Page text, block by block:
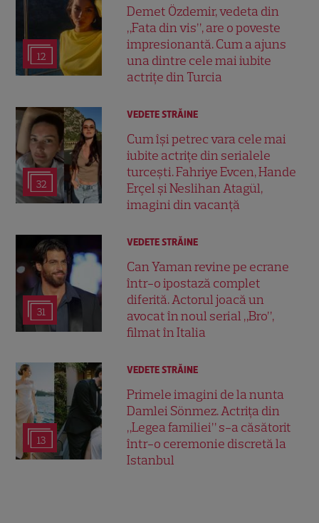
12
Demet Özdemir, vedeta din
„Fata din vis”, are o poveste
impresionantă. Cum a ajuns
una dintre cele mai iubite
actrițe din Turcia
32
VEDETE STRĂINE
Cum își petrec vara cele mai
iubite actrițe din serialele
turcești. Fahriye Evcen, Hande
Erçel și Neslihan Atagül,
imagini din vacanță
31
VEDETE STRĂINE
Can Yaman revine pe ecrane
într-o ipostază complet
diferită. Actorul joacă un
avocat în noul serial „Bro”,
filmat în Italia
13
VEDETE STRĂINE
Primele imagini de la nunta
Damlei Sönmez. Actrița din
„Legea familiei” s-a căsătorit
într-o ceremonie discretă la
Istanbul